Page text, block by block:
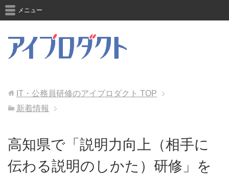
メニュー
IT・公務員研修のアイプロダクト TOP
新着情報
高知県で「説明力向上（相手に
伝わる説明のしかた）研修」を